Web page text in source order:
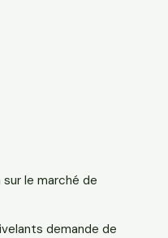
le marché de
demande de